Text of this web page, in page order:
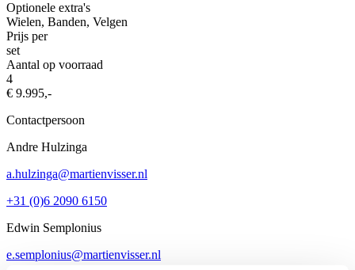
Optionele extra's
Wielen, Banden, Velgen
Prijs per
set
Aantal op voorraad
4
€ 9.995,-
Contactpersoon
Andre Hulzinga
a.hulzinga@martienvisser.nl
+31 (0)6 2090 6150
Edwin Semplonius
e.semplonius@martienvisser.nl